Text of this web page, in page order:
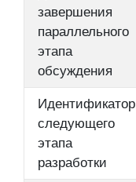
завершения
параллельного
этапа
обсуждения
Идентификатор
следующего
этапа
разработки